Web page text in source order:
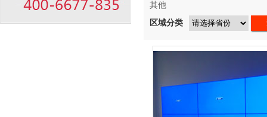
其他
区域分类